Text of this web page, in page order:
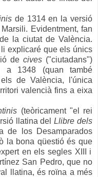
de 1314 en la versió
Evidentment, fan
la ciutat de València.
explicaré que els únics
decives ("ciutadans")
1348 (quan també
els deValència, l'única
rritori valencià fins a eixa
(teòricament "el rei
llatina delLlibre dels
de los Desamparados
l a bona qüestió és que
en els segles XIII i
San Pedro, que no
llatina, és roïna a més